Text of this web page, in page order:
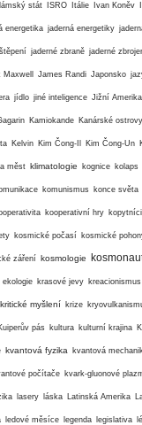
stát ISRO Itálie Ivan Koněv
energetika jaderná energetiky
jaderné zbraně jaderné
James Randi Japonsko
jídlo jiné inteligence Jižní Amerika
Kamiokande Kanárské ostrovy
Kelvin Kim Čong-Il Kim Čong-Un
měst klimatologie kognice kolaps
komunismus konce světa
kooperativní hry kopytníci
kosmické počasí kosmické
záření kosmologie
ekologie krasové jevy kreacionismus
kritické myšlení krize
pás kultura kulturní krajina
kvantová fyzika kvantová
počítače kvark-gluonové
lasery láska Latinská Amerika
ledové měsíce legenda legislativa